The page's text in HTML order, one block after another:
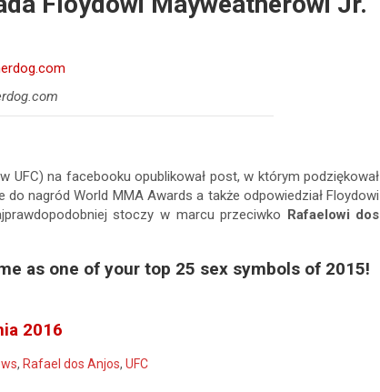
UFC) na facebooku opublikował post, w którym podziękował
nagród World MMA Awards a także odpowiedział Floydowi
stoczy w marcu przeciwko Rafaelowi dos
as one of your top 25 sex symbols of 2015!
2016
, Rafael dos Anjos, UFC